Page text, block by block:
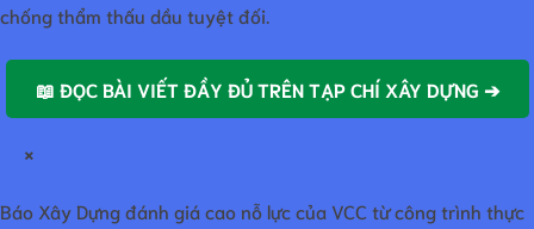
chống thẩm thấu dầu tuyệt đối.
📖 ĐỌC BÀI VIẾT ĐẦY ĐỦ TRÊN TẠP CHÍ XÂY DỰNG ➔
×
Báo Xây Dựng đánh giá cao nỗ lực của VCC từ công trình thực